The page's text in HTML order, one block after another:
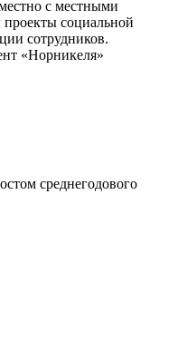
с местными
проекты социальной
сотрудников.
«Норникеля»
среднегодового